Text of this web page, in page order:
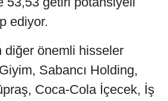
ediyor.
diğer önemli hisseler
Sabancı Holding,
Coca-Cola İçecek, İş